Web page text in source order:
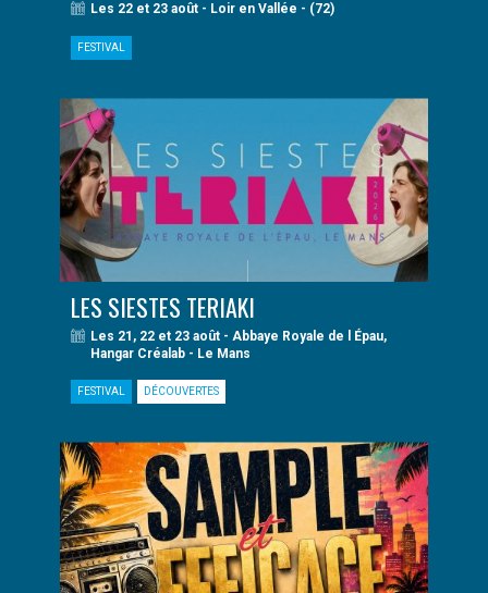
Les 22 et 23 août - Loir en Vallée - (72)
FESTIVAL
LES SIESTES TERIAKI
Les 21, 22 et 23 août - Abbaye Royale de l Épau,
Hangar Créalab - Le Mans
FESTIVAL DÉCOUVERTES